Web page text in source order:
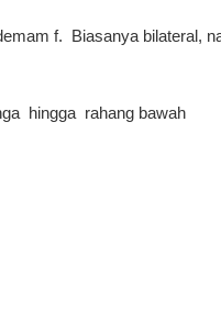
f. Biasanya bilateral,
hingga rahang bawah